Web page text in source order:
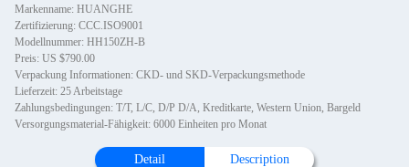
Markenname: HUANGHE
Zertifizierung: CCC.ISO9001
Modellnummer: HH150ZH-B
Preis: US $790.00
Verpackung Informationen: CKD- und SKD-Verpackungsmethode
Lieferzeit: 25 Arbeitstage
Zahlungsbedingungen: T/T, L/C, D/P D/A, Kreditkarte, Western Union, Bargeld
Versorgungsmaterial-Fähigkeit: 6000 Einheiten pro Monat
Detail Description